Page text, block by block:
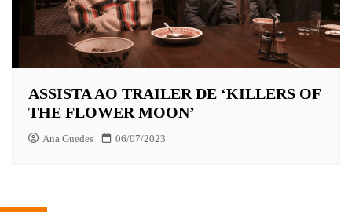
ASSISTA AO TRAILER DE ‘KILLERS OF
THE FLOWER MOON’
Ana Guedes 06/07/2023